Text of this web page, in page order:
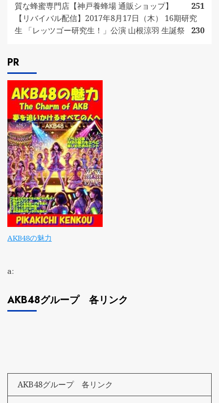
質な蜂蜜専門店【神戸養蜂場 通販ショップ】
251
【リバイバル配信】2017年8月17日（木） 16期研究
生 「レッツゴー研究生！」公演 山根涼羽 生誕祭
230
PR
AKB48の魅力
a:
AKB48グループ 各リンク
AKB48グループ 各リンク